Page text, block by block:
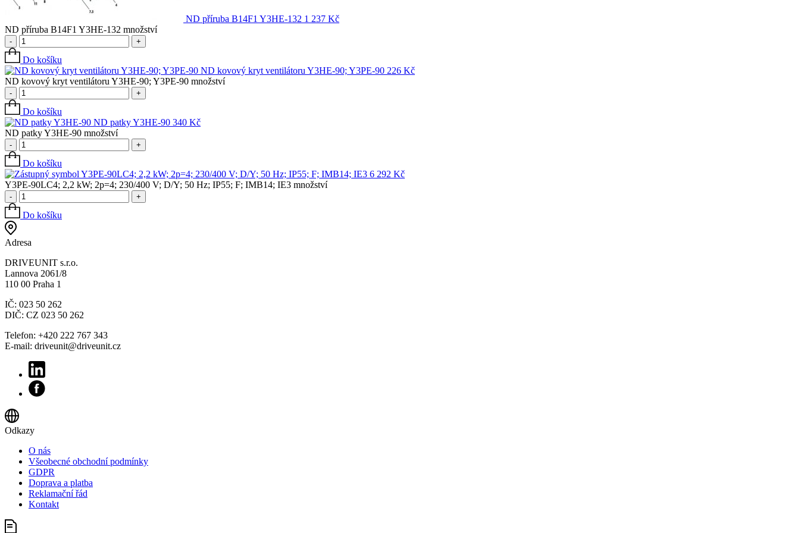
ND příruba B14F1 Y3HE-132 1 237 Kč
ND příruba B14F1 Y3HE-132 množství
- +
Do košíku
ND kovový kryt ventilátoru Y3HE-90; Y3PE-90 226 Kč
ND kovový kryt ventilátoru Y3HE-90; Y3PE-90 množství
- +
Do košíku
ND patky Y3HE-90 340 Kč
ND patky Y3HE-90 množství
- +
Do košíku
Y3PE-90LC4; 2,2 kW; 2p=4; 230/400 V; D/Y; 50 Hz; IP55; F; IMB14; IE3 6 292 Kč
Y3PE-90LC4; 2,2 kW; 2p=4; 230/400 V; D/Y; 50 Hz; IP55; F; IMB14; IE3 množství
- +
Do košíku
Adresa
DRIVEUNIT s.r.o.
Lannova 2061/8
110 00 Praha 1
IČ: 023 50 262
DIČ: CZ 023 50 262
Telefon: +420 222 767 343
E-mail: driveunit@driveunit.cz
Odkazy
O nás
Všeobecné obchodní podmínky
GDPR
Doprava a platba
Reklamační řád
Kontakt